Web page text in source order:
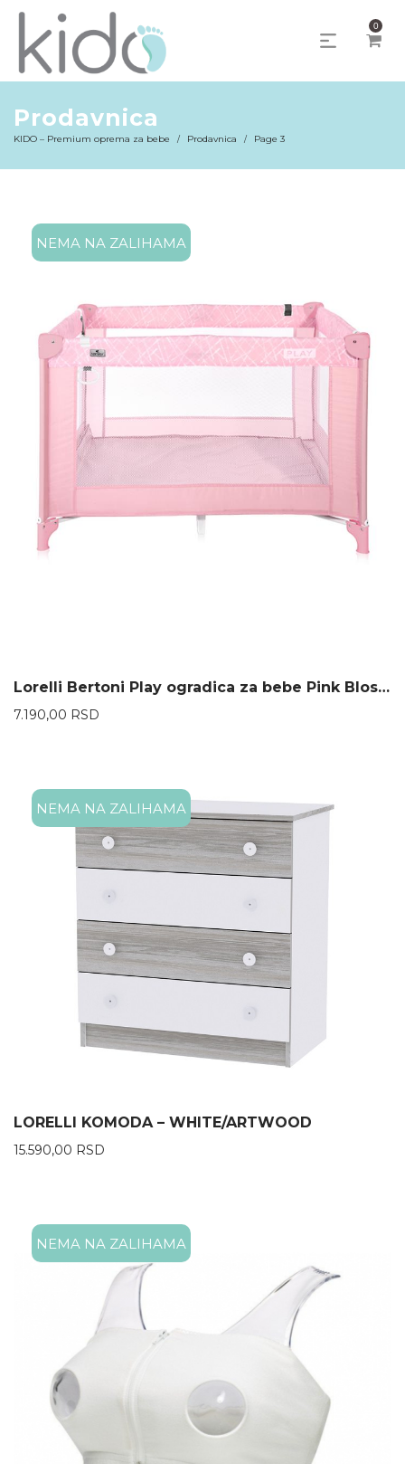
0
Prodavnica
KIDO – Premium oprema za bebe / Prodavnica / Page 3
NEMA NA ZALIHAMA
Lorelli Bertoni Play ogradica za bebe Pink Blossom
7.190,00 RSD
NEMA NA ZALIHAMA
LORELLI KOMODA – WHITE/ARTWOOD
15.590,00 RSD
NEMA NA ZALIHAMA